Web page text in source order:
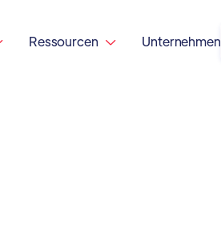
Ressourcen  Unternehmen